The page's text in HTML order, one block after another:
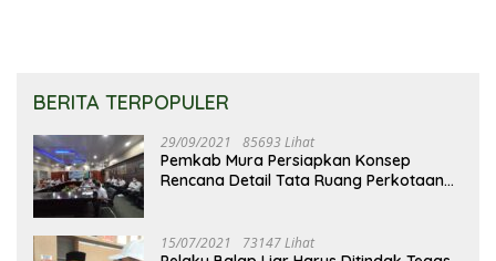
BERITA TERPOPULER
29/09/2021 85693 Lihat
Pemkab Mura Persiapkan Konsep
Rencana Detail Tata Ruang Perkotaan
15/07/2021 73147 Lihat